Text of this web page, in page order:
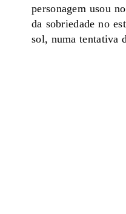
personagem usou
da sobriedade no
sol, numa tentativa